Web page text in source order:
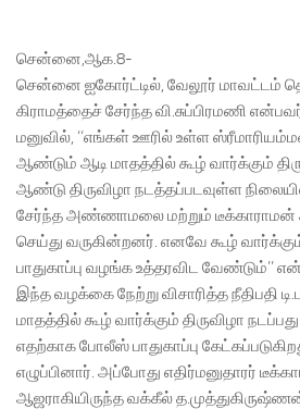
சென்னை,ஆக.8-
சென்னை ஐகோர்ட்டில், வேலூர் மாவட்டம்
கிராமத்தைச் சேர்ந்த வி.சுப்பிரமணி
மனுவில், ‘‘எங்கள் ஊரில் உள்ள
ஆண்டும் ஆடி மாதத்தில் கூழ் வார்க்கும்
ஆண்டு திருவிழா நடத்தப்படவுள்ள
சேர்ந்த அண்ணாமலை மற்றும் டீக்காராமன்
செய்து வருகின்றனர். எனவே கூழ்
பாதுகாப்பு வழங்க உத்தரவிட வேண்டும்’’
இந்த வழக்கை நேற்று விசாரித்த நீதிபதி
மாதத்தில் கூழ் வார்க்கும் திருவிழா
எதற்காக போலீஸ் பாதுகாப்பு
எழுப்பினார். அப்போது எதிர்மனுதாரர்
ஆஜராகியிருந்த வக்கீல்